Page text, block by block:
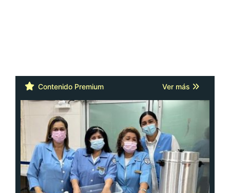
Contenido Premium Ver más